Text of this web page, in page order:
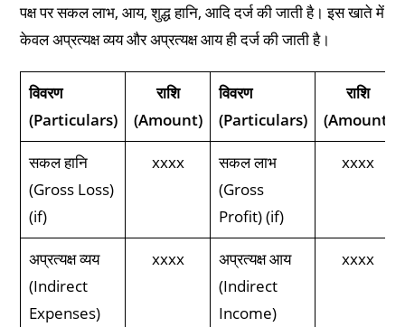
पक्ष पर सकल लाभ, आय, शुद्ध हानि, आदि दर्ज की जाती है। इस खाते में
केवल अप्रत्यक्ष व्यय और अप्रत्यक्ष आय ही दर्ज की जाती है।
विवरण
(Particulars)
राशि
(Amount)
विवरण
(Particulars)
राशि
(Amount)
सकल हानि
(Gross Loss)
(if)
xxxx
सकल लाभ
(Gross
Profit) (if)
xxxx
अप्रत्यक्ष व्यय
(Indirect
Expenses)
xxxx
अप्रत्यक्ष आय
(Indirect
Income)
xxxx